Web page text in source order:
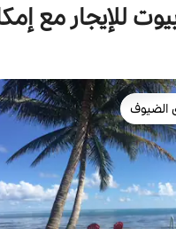
للإيجار مع
الضيوف
الضيوف